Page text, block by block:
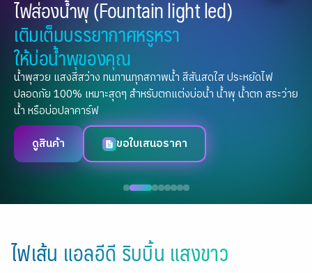
ไฟส่องน้ำพุ (Fountain light led)
เติมเต็มบรรยากาศหรูหรา
ให้บ่อน้ำพุของคุณ
น้ำพุสวย แสงสีสว่าง ทนทานทุกสภาพน้ำ สีสันสดใส ประหยัดไฟ
ปลอดภัย 100% เหมาะสุดๆ สำหรับตกแต่งบ่อน้ำ น้ำพุ น้ำตก สระว่าย
น้ำ หรือบ่อปลาคาร์ฟ
ดูสินค้า
ขอใบเสนอราคา
content
ไฟเส้น แอลอีดี ริบบิ้น แสงขาว